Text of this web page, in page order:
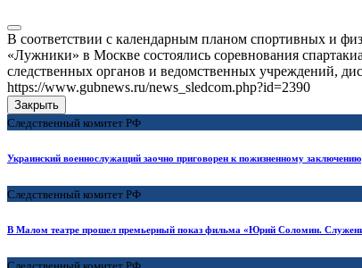
В соответствии с календарным планом спортивных и
«Лужники» в Москве состоялись соревнования
следственных органов и ведомственных учреждений,
https://www.gubnews.ru/news_sledcom.php?id=2390
Закрыть
Следственный комитет РФ
Украинский военнослужащий заочно приговорен к пожизненному заключению
Следственный комитет РФ
В Малом театре прошел премьерный показ фильма «Юрий Соломин.